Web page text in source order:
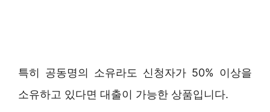
특히 공동명의 소유라도 신청자가 50% 이상을
소유하고 있다면 대출이 가능한 상품입니다.